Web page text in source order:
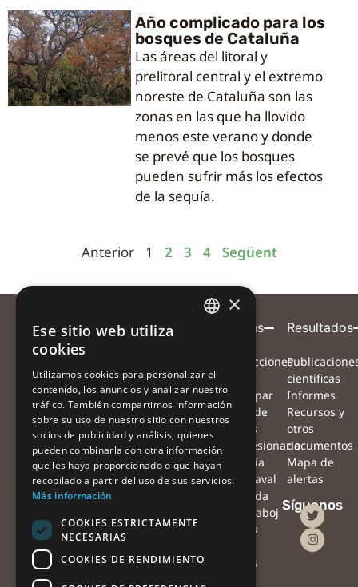
Año complicado para los
bosques de Cataluña
Las áreas del litoral y
prelitoral central y el extremo
noreste de Cataluña son las
zonas en las que ha llovido
menos este verano y donde
se prevé que los bosques
pueden sufrir más los efectos
de la sequía.
Anterior 1 2 3 4 Següent
Entidad
coordinadora
Con
el
apoyo
de
Con
la
colaboración
de
Participa
queremos
conseguir?
¿Cómo
nos
puedes
ayudar?
¿Qué haremos
con las
¿Qué podrás
tus
Proyecto
Equipo
Red de
colaboradores
Preguntas
frecuentes
Noticias
Agenda
de
Alertas
Instrucciones
participar
Mapa de
alertas
#Procesionaria
#Sequía
#Vendaval
#Nevada
#Orugaboj
Alertas
drones
Resultados
científicas
Informes
Recursos y
otros
documentos
Mapa de
alertas
Síguenos
SPANISH
×
Ese sitio web utiliza
cookies
Utilizamos cookies para personalizar el
contenido, los anuncios y analizar nuestro
tráfico. También compartimos información
sobre su uso de nuestro sitio con nuestros
socios de publicidad y análisis, quienes
pueden combinarla con otra información
que les haya proporcionado o que hayan
recopilado a partir del uso de sus servicios.
Más información
COOKIES ESTRICTAMENTE
NECESARIAS
COOKIES DE RENDIMIENTO